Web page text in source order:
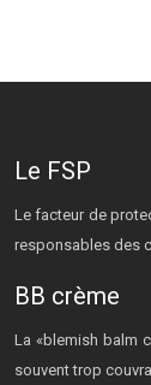
Le FSP
Le facteur de
responsables des
BB crème
La «blemish balm
souvent trop